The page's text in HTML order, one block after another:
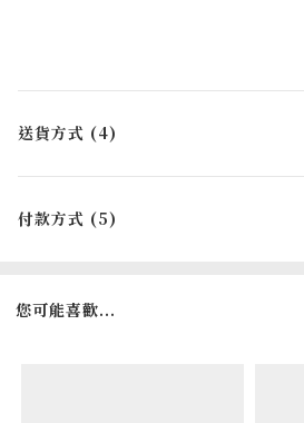
送貨方式 (4)
付款方式 (5)
您可能喜歡...